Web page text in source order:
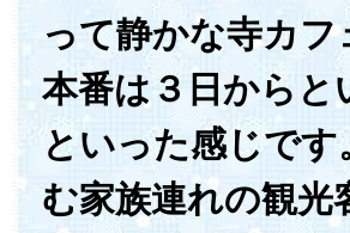
って静かな寺カ
本番は３日からと
といった感じで
む家族連れの観